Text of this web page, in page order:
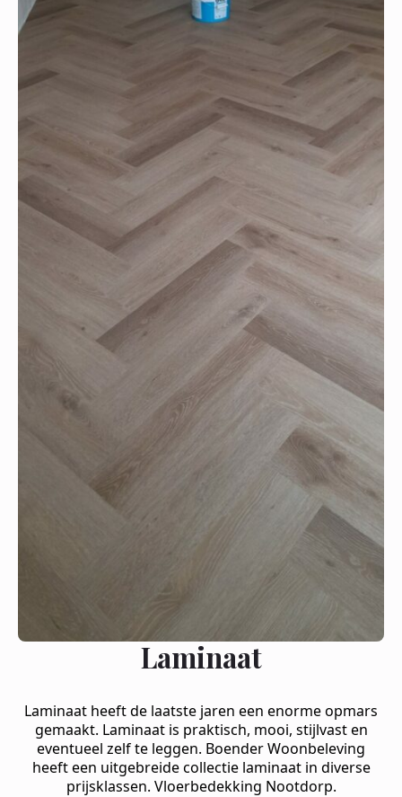
Laminaat
Laminaat heeft de laatste jaren een enorme opmars
gemaakt. Laminaat is praktisch, mooi, stijlvast en
eventueel zelf te leggen. Boender Woonbeleving
heeft een uitgebreide collectie laminaat in diverse
prijsklassen. Vloerbedekking Nootdorp.